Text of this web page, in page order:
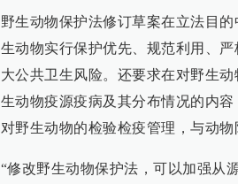
野生动物保护法修订草案在立法目
生动物实行保护优先、规范利用、
大公共卫生风险。还要求在对野生
生动物疫源疫病及其分布情况的内
对野生动物的检验检疫管理，与动物
“修改野生动物保护法，可以加强从